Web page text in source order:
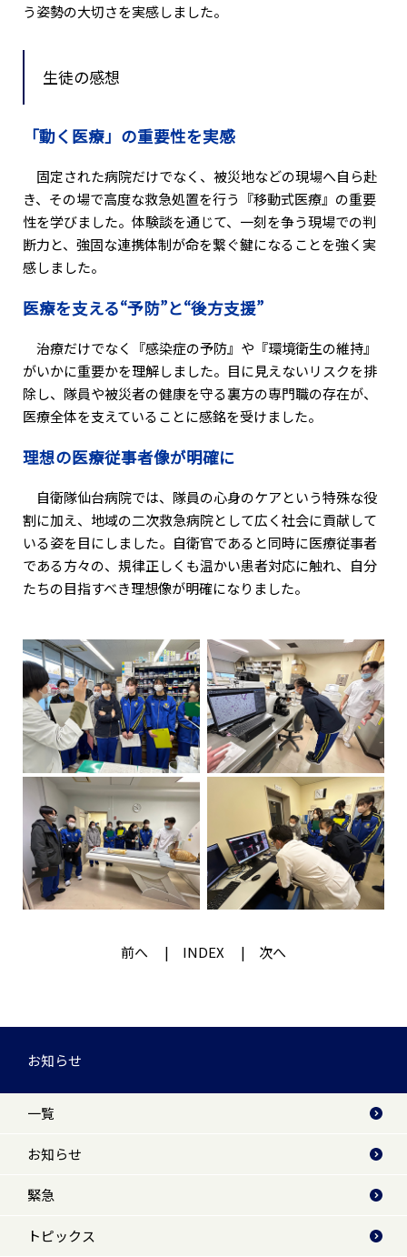
う姿勢の大切さを実感しました。
生徒の感想
「動く医療」の重要性を実感
固定された病院だけでなく、被災地などの現場へ自ら赴
き、その場で高度な救急処置を行う『移動式医療』の重要
性を学びました。体験談を通じて、一刻を争う現場での判
断力と、強固な連携体制が命を繋ぐ鍵になることを強く実
感しました。
医療を支える“予防”と“後方支援”
治療だけでなく『感染症の予防』や『環境衛生の維持』
がいかに重要かを理解しました。目に見えないリスクを排
除し、隊員や被災者の健康を守る裏方の専門職の存在が、
医療全体を支えていることに感銘を受けました。
理想の医療従事者像が明確に
自衛隊仙台病院では、隊員の心身のケアという特殊な役
割に加え、地域の二次救急病院として広く社会に貢献して
いる姿を目にしました。自衛官であると同時に医療従事者
である方々の、規律正しくも温かい患者対応に触れ、自分
たちの目指すべき理想像が明確になりました。
前へ INDEX 次へ
お知らせ
一覧
お知らせ
緊急
トピックス